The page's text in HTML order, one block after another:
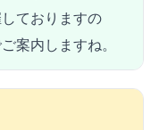
ておりますの
案内しますね。